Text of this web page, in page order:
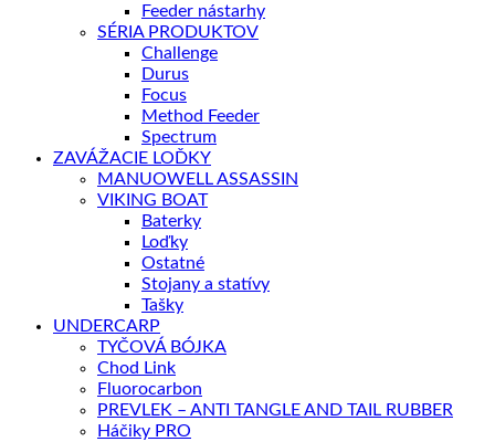
Feeder nástarhy
SÉRIA PRODUKTOV
Challenge
Durus
Focus
Method Feeder
Spectrum
ZAVÁŽACIE LOĎKY
MANUOWELL ASSASSIN
VIKING BOAT
Baterky
Loďky
Ostatné
Stojany a statívy
Tašky
UNDERCARP
TYČOVÁ BÓJKA
Chod Link
Fluorocarbon
PREVLEK – ANTI TANGLE AND TAIL RUBBER
Háčiky PRO